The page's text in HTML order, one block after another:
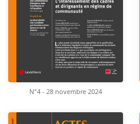
N°4 - 28 novembre 2024